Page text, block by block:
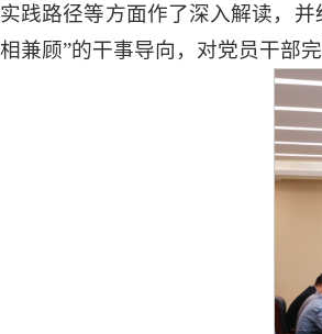
实践路径等方面作了深入解读，
相兼顾”的干事导向，对党员干部